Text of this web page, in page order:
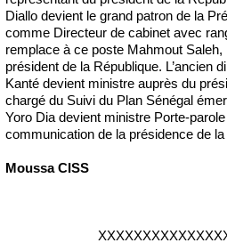
Diallo devient le grand patron de la
comme Directeur de cabinet avec
remplace à ce poste Mahmout
président de la République. L’ancien
Kanté devient ministre auprès du
chargé du Suivi du Plan Sénégal
Yoro Dia devient ministre Porte-
communication de la présidence de la
Moussa CISS